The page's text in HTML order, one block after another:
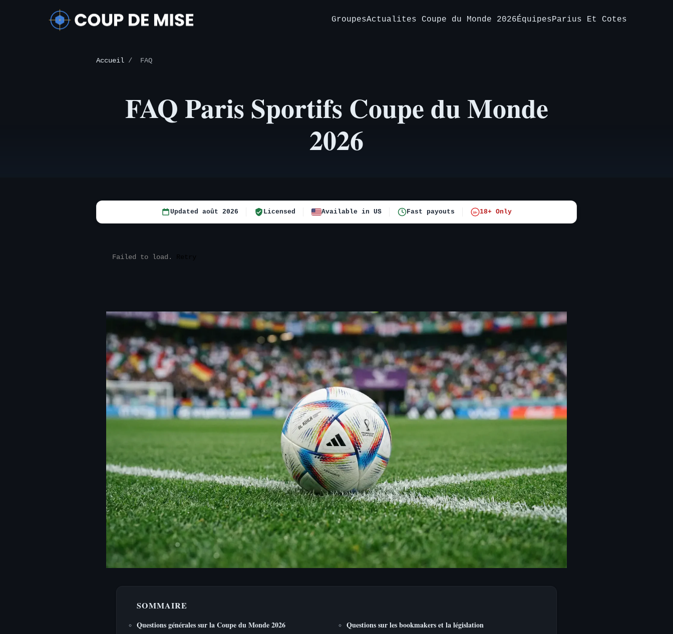
GroupesActualites Coupe du Monde 2026ÉquipesParius Et Cotes
Accueil / FAQ
FAQ Paris Sportifs Coupe du Monde
2026
Updated août 2026 Licensed Available in US Fast payouts 18+ 18+ Only
Failed to load.
SOMMAIRE
Questions générales sur la Coupe du Monde 2026
Questions sur les bookmakers et la législation